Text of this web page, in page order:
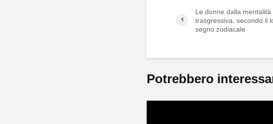
Le donne dalla mentalità
trasgressiva, secondo il
segno zodiacale
Potrebbero